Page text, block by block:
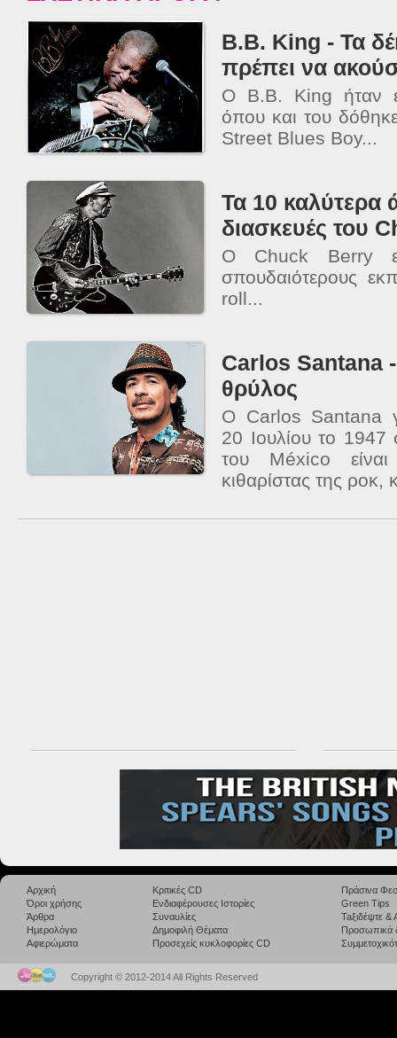
B.B. King - Τα
πρέπει να
Ο B.B. King ήταν
όπου και του
Street Blues Boy...
Τα 10 καλύτερα
διασκευές του
Ο Chuck Berry
σπουδαιότερους
roll...
Carlos Santana
θρύλος
Ο Carlos Santana
20 Ιουλίου το
του México είναι
κιθαρίστας της ροκ,
Αρχική
Όροι χρήσης
Άρθρα
Ημερολόγιο
Αφιερώματα
Κριτικές CD
Ενδιαφέρουσες Ιστορίες
Συναυλίες
Δημοφιλή Θέματα
Προσεχείς κυκλοφορίες CD
Πράσινα
Green Tips
Taξιδέψτε
Προσωπικά
Copyright © 2012-2014 All Rights Reserved